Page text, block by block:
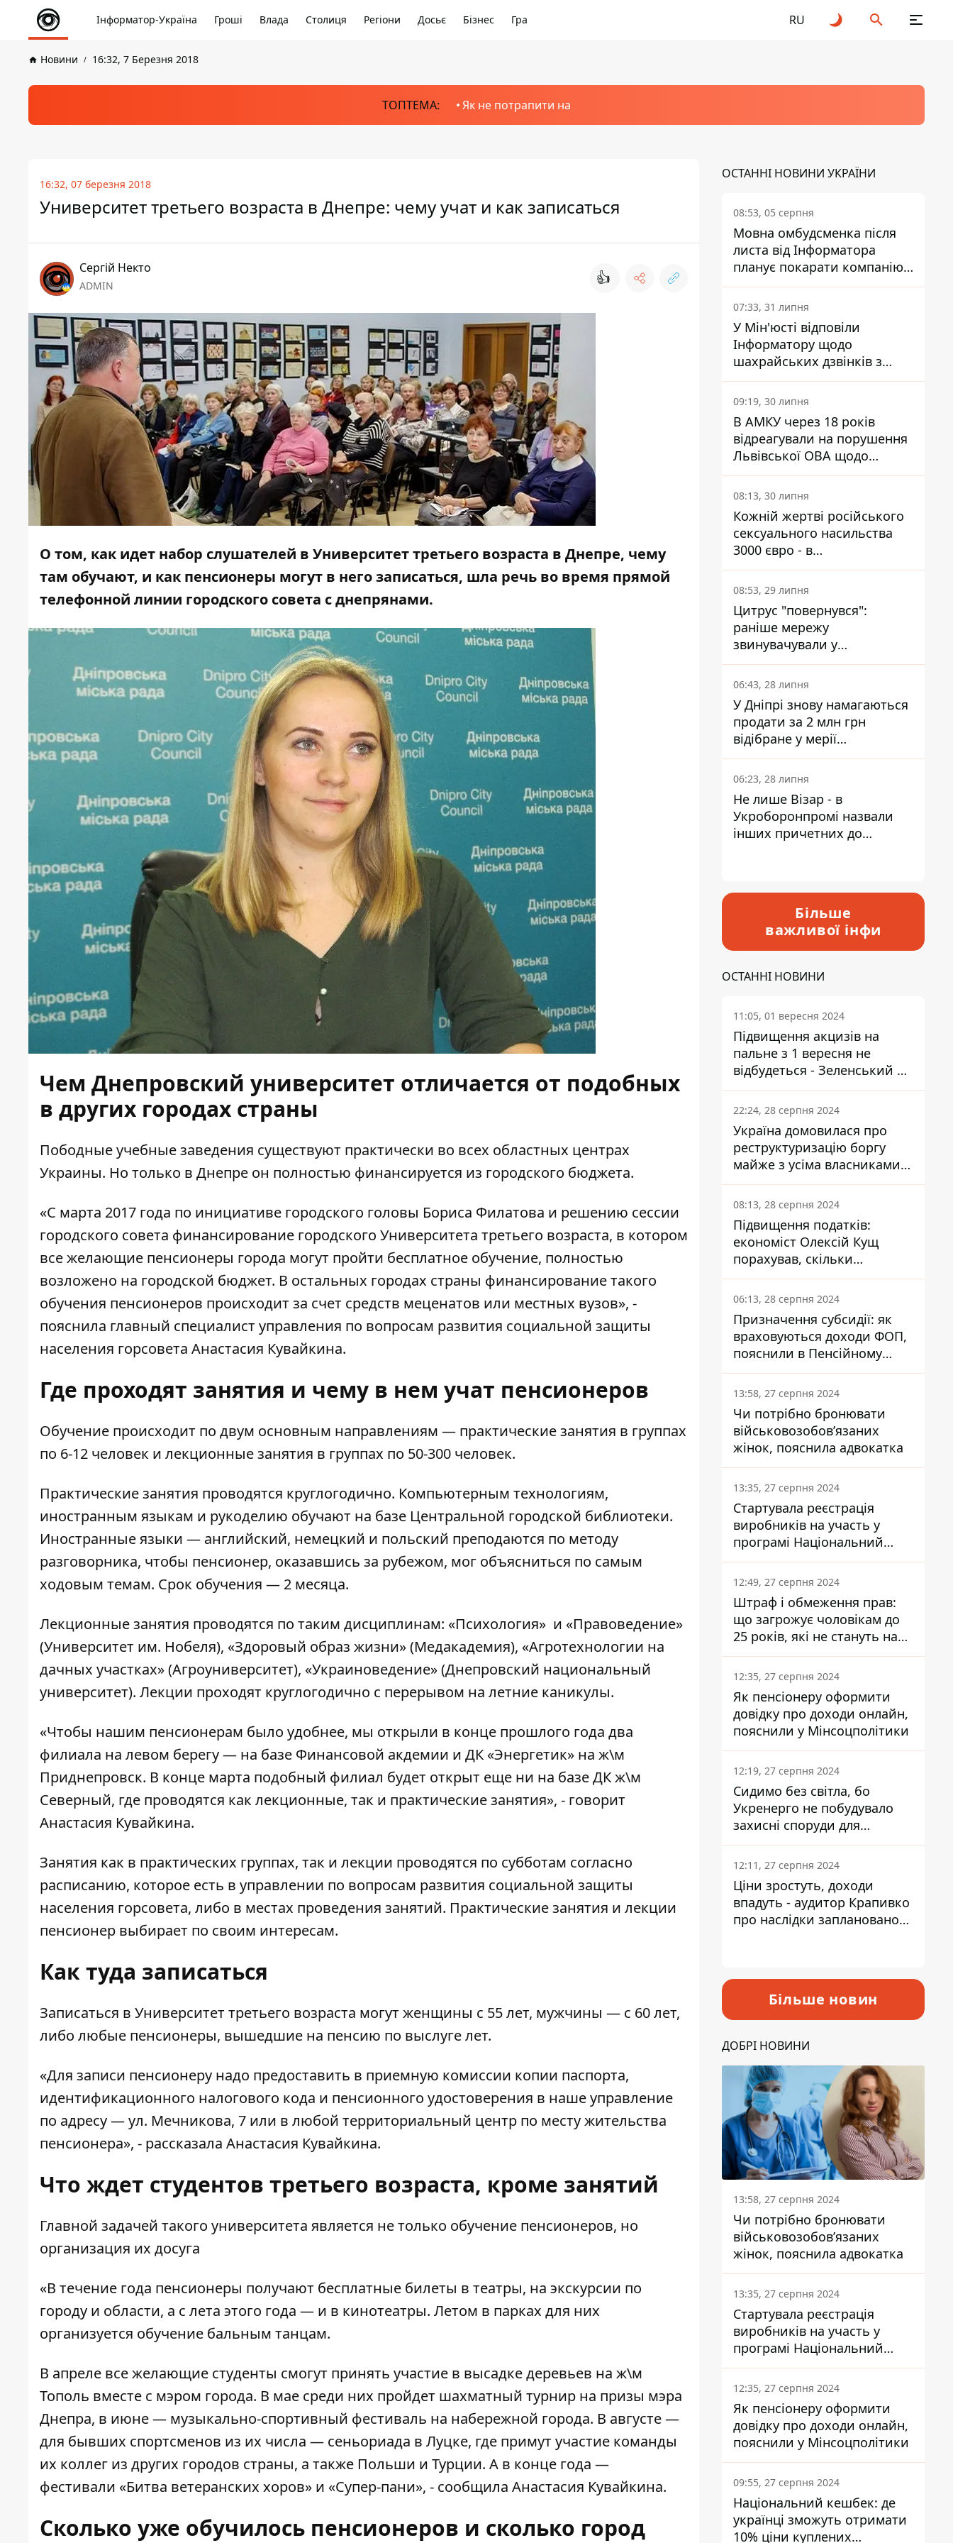
Інформатор-Україна Гроші Влада Столиця Регіони Досьє Бізнес Гра RU
Новини 16:32, 7 Березня 2018
ТОПТЕМА: Як не потрапити на
16:32, 07 березня 2018
Университет третьего возраста в Днепре: чему учат и как записаться
Сергій Некто
ADMIN 👍
О том, как идет набор слушателей в Университет третьего возраста в Днепре, чему
там обучают, и как пенсионеры могут в него записаться, шла речь во время прямой
телефонной линии городского совета с днепрянами.
Чем Днепровский университет отличается от подобных
в других городах страны
Пободные учебные заведения существуют практически во всех областных центрах
Украины. Но только в Днепре он полностью финансируется из городского бюджета.
«С марта 2017 года по инициативе городского головы Бориса Филатова и решению сессии
городского совета финансирование городского Университета третьего возраста, в котором
все желающие пенсионеры города могут пройти бесплатное обучение, полностью
возложено на городской бюджет. В остальных городах страны финансирование такого
обучения пенсионеров происходит за счет средств меценатов или местных вузов», -
пояснила главный специалист управления по вопросам развития социальной защиты
населения горсовета Анастасия Кувайкина.
Где проходят занятия и чему в нем учат пенсионеров
Обучение происходит по двум основным направлениям — практические занятия в группах
по 6-12 человек и лекционные занятия в группах по 50-300 человек.
Практические занятия проводятся круглогодично. Компьютерным технологиям,
иностранным языкам и рукоделию обучают на базе Центральной городской библиотеки.
Иностранные языки — английский, немецкий и польский преподаются по методу
разговорника, чтобы пенсионер, оказавшись за рубежом, мог объясниться по самым
ходовым темам. Срок обучения — 2 месяца.
Лекционные занятия проводятся по таким дисциплинам: «Психология» и «Правоведение»
(Университет им. Нобеля), «Здоровый образ жизни» (Медакадемия), «Агротехнологии на
дачных участках» (Агроуниверситет), «Украиноведение» (Днепровский национальный
университет). Лекции проходят круглогодично с перерывом на летние каникулы.
«Чтобы нашим пенсионерам было удобнее, мы открыли в конце прошлого года два
филиала на левом берегу — на базе Финансовой акдемии и ДК «Энергетик» на ж\м
Приднепровск. В конце марта подобный филиал будет открыт еще ни на базе ДК ж\м
Северный, где проводятся как лекционные, так и практические занятия», - говорит
Анастасия Кувайкина.
Занятия как в практических группах, так и лекции проводятся по субботам согласно
расписанию, которое есть в управлении по вопросам развития социальной защиты
населения горсовета, либо в местах проведения занятий. Практические занятия и лекции
пенсионер выбирает по своим интересам.
Как туда записаться
Записаться в Университет третьего возраста могут женщины с 55 лет, мужчины — с 60 лет,
либо любые пенсионеры, вышедшие на пенсию по выслуге лет.
«Для записи пенсионеру надо предоставить в приемную комиссии копии паспорта,
идентификационного налогового кода и пенсионного удостоверения в наше управление
по адресу — ул. Мечникова, 7 или в любой территориальный центр по месту жительства
пенсионера», - рассказала Анастасия Кувайкина.
Что ждет студентов третьего возраста, кроме занятий
Главной задачей такого университета является не только обучение пенсионеров, но
организация их досуга
«В течение года пенсионеры получают бесплатные билеты в театры, на экскурсии по
городу и области, а с лета этого года — и в кинотеатры. Летом в парках для них
организуется обучение бальным танцам.
В апреле все желающие студенты смогут принять участие в высадке деревьев на ж\м
Тополь вместе с мэром города. В мае среди них пройдет шахматный турнир на призы мэра
Днепра, в июне — музыкально-спортивный фестиваль на набережной города. В августе —
для бывших спортсменов из их числа — сеньориада в Луцке, где примут участие команды
их коллег из других городов страны, а также Польши и Турции. А в конце года —
фестивали «Битва ветеранских хоров» и «Супер-пани», - сообщила Анастасия Кувайкина.
Сколько уже обучилось пенсионеров и сколько город
ОСТАННІ НОВИНИ УКРАЇНИ
08:53, 05 серпня
Мовна омбудсменка після
листа від Інформатора
планує покарати компанію-
підрядника ПриватБанку
07:33, 31 липня
У Мін'юсті відповіли
Інформатору щодо
шахрайських дзвінків з
камери Сумського СІЗО так,
що ніхто нічого не зрозумів
09:19, 30 липня
В АМКУ через 18 років
відреагували на порушення
Львівської ОВА щодо
харчування у закладах
освіти
08:13, 30 липня
Кожній жертві російського
сексуального насильства
3000 євро - в
Мінсоцполітики пояснили
Інформатору, звідки на це
гроші
08:53, 29 липня
Цитрус "повернувся":
раніше мережу
звинувачували у
контрабанді техніки та
ухиленні від сплати
податків
06:43, 28 липня
У Дніпрі знову намагаються
продати за 2 млн грн
відібране у мерії
приміщення Укрпошти
06:23, 28 липня
Не лише Візар - в
Укроборонпромі назвали
інших причетних до
Більше
важливої інфи
ОСТАННІ НОВИНИ
11:05, 01 вересня 2024
Підвищення акцизів на
пальне з 1 вересня не
відбудеться - Зеленський не
підписав закон
22:24, 28 серпня 2024
Україна домовилася про
реструктуризацію боргу
майже з усіма власниками
єврооблігацій: що це
означає для країни
08:13, 28 серпня 2024
Підвищення податків:
економіст Олексій Кущ
порахував, скільки
заплатить кожен українець
06:13, 28 серпня 2024
Призначення субсидії: як
враховуються доходи ФОП,
пояснили в Пенсійному
фонді
13:58, 27 серпня 2024
Чи потрібно бронювати
військовозобов’язаних
жінок, пояснила адвокатка
13:35, 27 серпня 2024
Стартувала реєстрація
виробників на участь у
програмі Національний
кешбек: як це зробити
через портал Дія
12:49, 27 серпня 2024
Штраф і обмеження прав:
що загрожує чоловікам до
25 років, які не стануть на
військовий облік
12:35, 27 серпня 2024
Як пенсіонеру оформити
довідку про доходи онлайн,
пояснили у Мінсоцполітики
12:19, 27 серпня 2024
Сидимо без світла, бо
Укренерго не побудувало
захисні споруди для
енергетики - нардеп
Кучеренко
12:11, 27 серпня 2024
Ціни зростуть, доходи
впадуть - аудитор Крапивко
про наслідки запланованого
Більше новин
ДОБРІ НОВИНИ
13:58, 27 серпня 2024
Чи потрібно бронювати
військовозобов’язаних
жінок, пояснила адвокатка
13:35, 27 серпня 2024
Стартувала реєстрація
виробників на участь у
програмі Національний
кешбек: як це зробити
через портал Дія
12:35, 27 серпня 2024
Як пенсіонеру оформити
довідку про доходи онлайн,
пояснили у Мінсоцполітики
09:55, 27 серпня 2024
Національний кешбек: де
українці зможуть отримати
10% ціни куплених